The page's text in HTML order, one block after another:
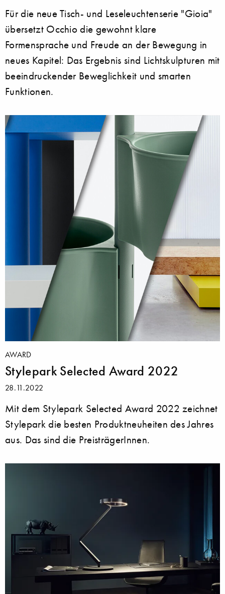
Für die neue Tisch- und Leseleuchtenserie "Gioia"
übersetzt Occhio die gewohnt klare
Formensprache und Freude an der Bewegung in
neues Kapitel: Das Ergebnis sind Lichtskulpturen mit
beeindruckender Beweglichkeit und smarten
Funktionen.
AWARD
Stylepark Selected Award 2022
28.11.2022
Mit dem Stylepark Selected Award 2022 zeichnet
Stylepark die besten Produktneuheiten des Jahres
aus. Das sind die PreisträgerInnen.